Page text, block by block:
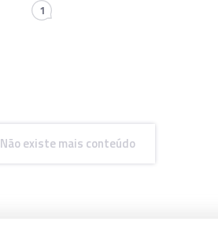
1
Não existe mais conteúdo